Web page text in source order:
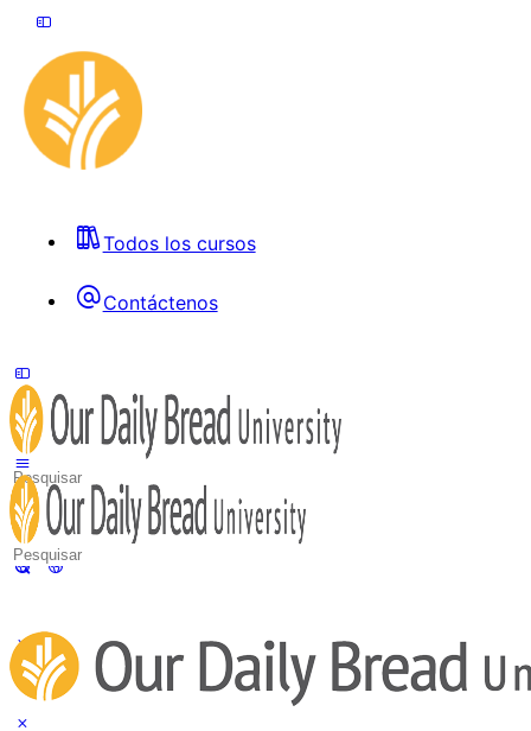
Todos los cursos
Contáctenos
Side
Panel
Search
for:
Search
for: